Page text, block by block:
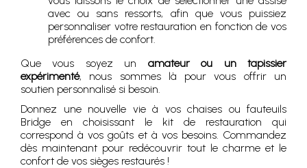
avec ou sans ressorts, afin que vous puissiez
personnaliser votre restauration en fonction de vos
préférences de confort.
Que vous soyez un amateur ou un tapissier
expérimenté, nous sommes là pour vous offrir un
soutien personnalisé si besoin.
Donnez une nouvelle vie à vos chaises ou fauteuils
Bridge en choisissant le kit de restauration qui
correspond à vos goûts et à vos besoins. Commandez
dès maintenant pour redécouvrir tout le charme et le
confort de vos sièges restaurés !